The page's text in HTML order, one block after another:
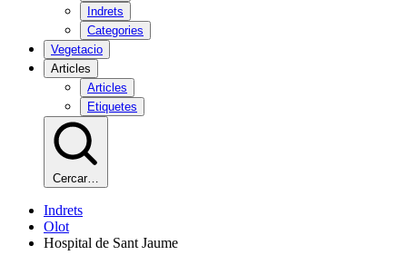
Indrets
Categories
Vegetacio
Articles
Articles
Etiquetes
Cercar…
Indrets
Olot
Hospital de Sant Jaume